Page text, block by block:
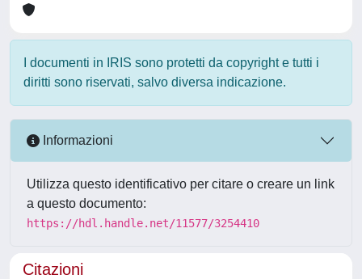
I documenti in IRIS sono protetti da copyright e tutti i
diritti sono riservati, salvo diversa indicazione.
Informazioni
Utilizza questo identificativo per citare o creare un link
a questo documento:
https://hdl.handle.net/11577/3254410
Citazioni